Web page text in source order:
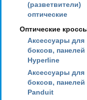
(разветвители)
оптические
Оптические
Аксессуары для
боксов, панелей
Hyperline
Аксессуары для
боксов, панелей
Panduit